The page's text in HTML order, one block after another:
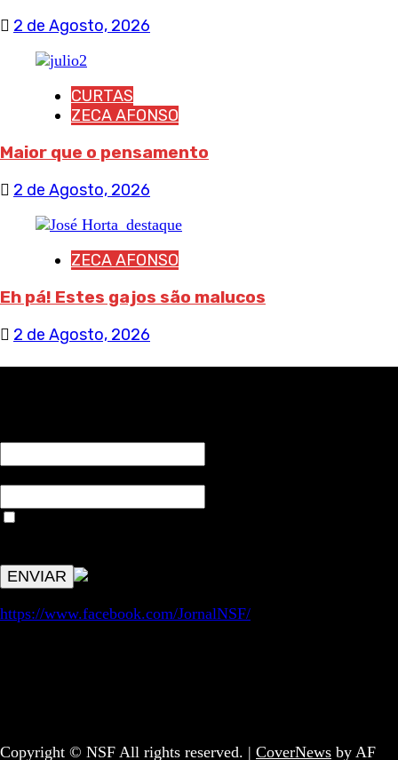
2 de Agosto, 2026
CURTAS
ZECA AFONSO
Maior que o pensamento
2 de Agosto, 2026
ZECA AFONSO
Eh pá! Estes gajos são malucos
2 de Agosto, 2026
https://www.facebook.com/JornalNSF/
Copyright © NSF All rights reserved. | CoverNews by AF